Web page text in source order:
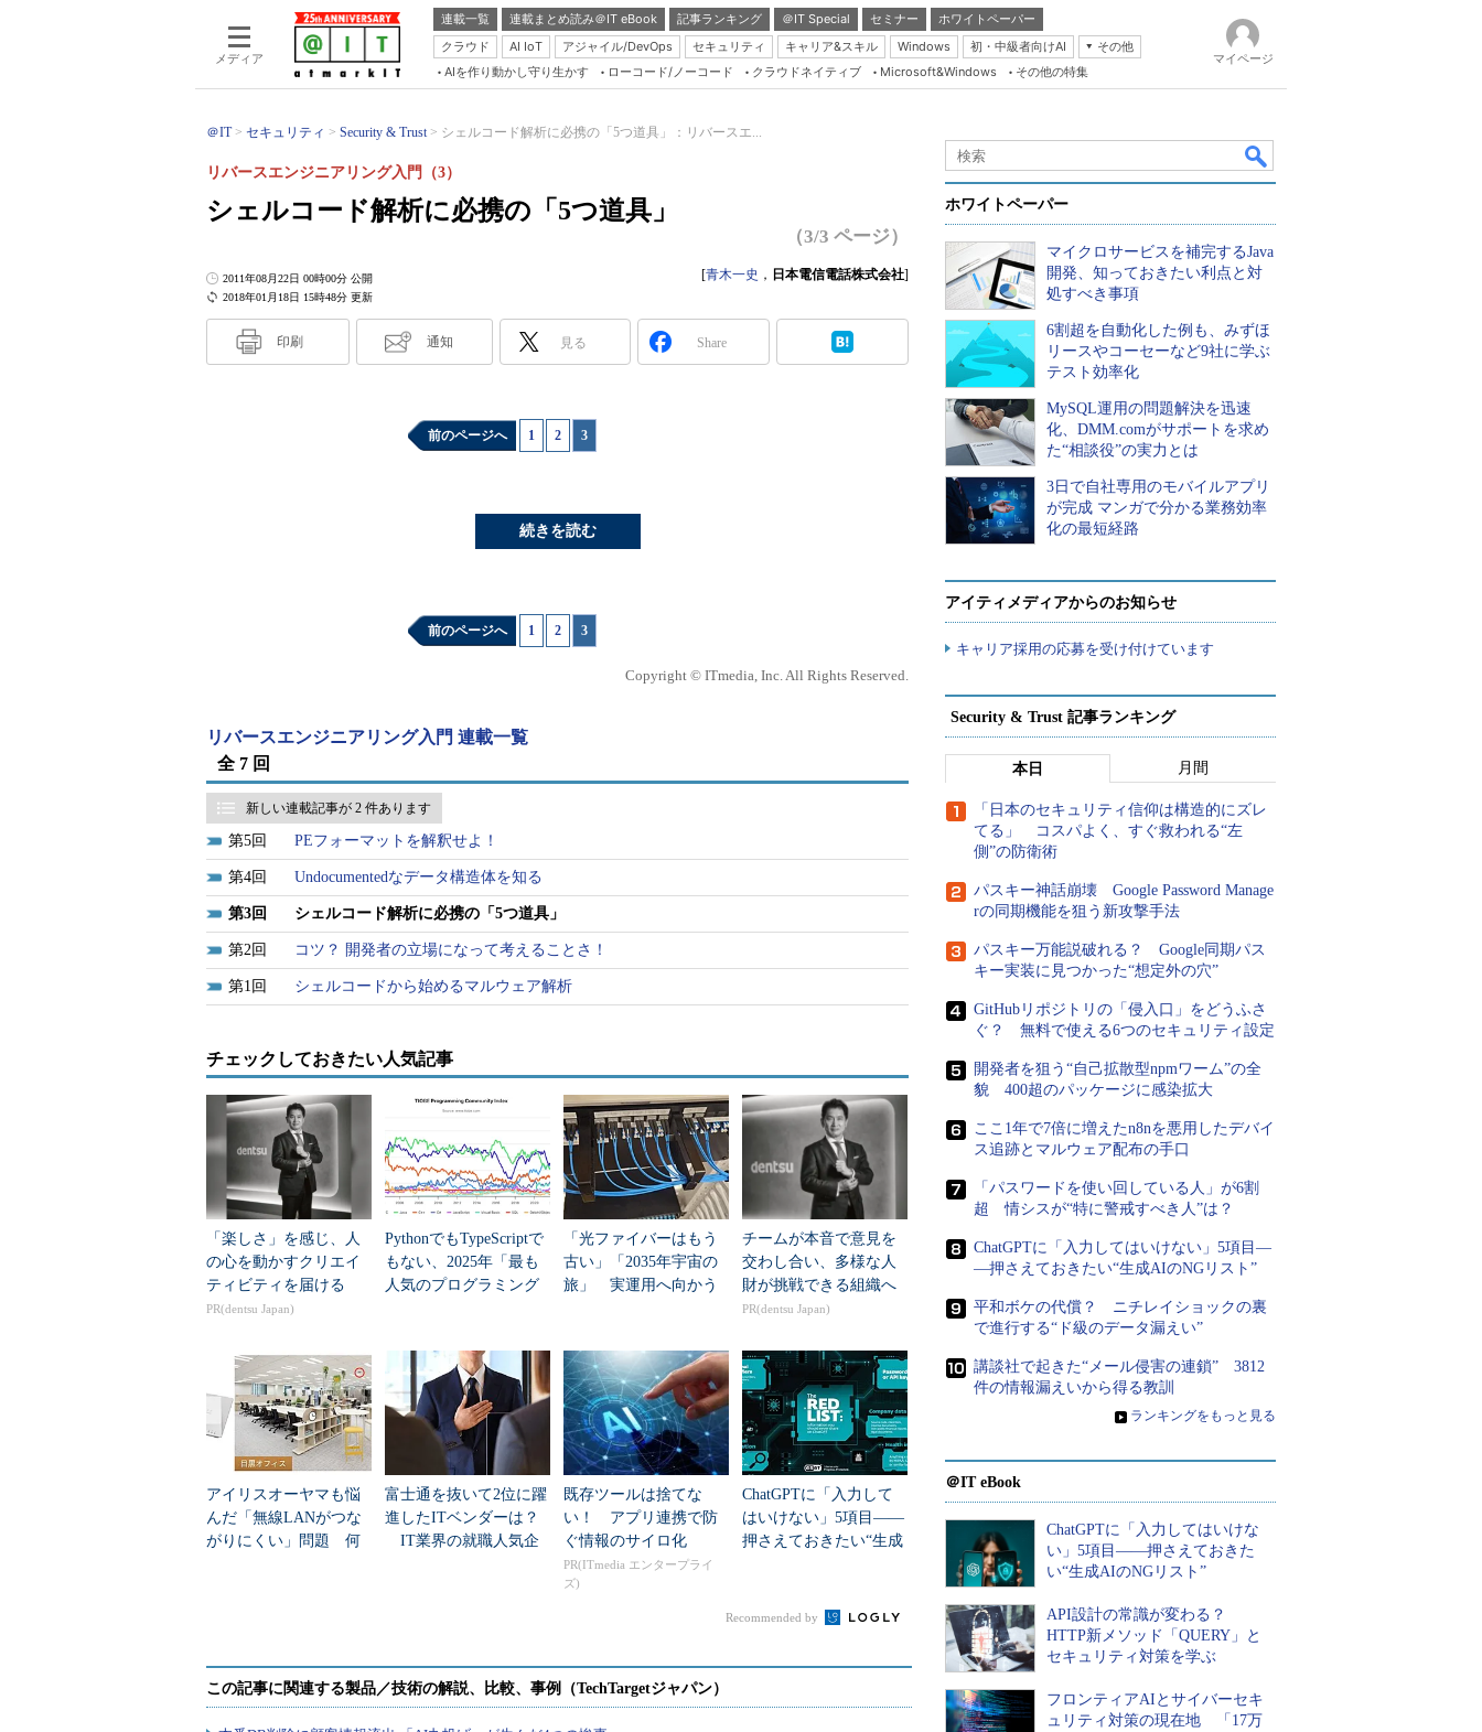
メディア
連載一覧 連載まとめ読み＠IT eBook 記事ランキング ＠IT Special セミナー
ホワイトペーパー
クラウド
AI IoT アジャイル/DevOps セキュリティ キャリア&スキル Windows 初・中級者向けAI
その他
Server & Storage
Database Expert
Master of IP Network
Security & Trust
AIを作り動かし守り生かす ローコード/ノーコード クラウドネイティブ Microsoft&Windows その他の特集
マイページ
＠IT セキュリティ Security & Trust シェルコード解析に必携の「5つ道具」：リバースエ...
シェルコード解析に必携の「5つ道具」
リバースエンジニアリング入門（3）
（3/3 ページ）
2018年01月18日 15時48分 更新
2011年08月22日 00時00分 公開 [青木一史 ， 日本電信電話株式会社]
印刷 通知 見る Share
前のページへ 1 2 3
続きを読む
前のページへ 1 2 3
Copyright © ITmedia, Inc. All Rights Reserved.
リバースエンジニアリング入門 連載一覧
全 7 回
新しい連載記事が 2 件あります
5 PEフォーマットを解釈せよ！
4 Undocumentedなデータ構造体を知る
3 シェルコード解析に必携の「5つ道具」
2 コツ？ 開発者の立場になって考えることさ！
1 シェルコードから始めるマルウェア解析
チェックしておきたい人気記事
「楽しさ」を感じ、人
の心を動かすクリエイ
ティビティを届ける
PR(dentsu Japan)
PythonでもTypeScriptで
もない、2025年「最も
人気のプログラミング
「光ファイバーはもう
古い」「2035年宇宙の
旅」 実運用へ向かう
チームが本音で意見を
交わし合い、多様な人
財が挑戦できる組織へ
PR(dentsu Japan)
アイリスオーヤマも悩
んだ「無線LANがつな
がりにくい」問題 何
富士通を抜いて2位に躍
進したITベンダーは？
IT業界の就職人気企
既存ツールは捨てな
い！ アプリ連携で防
ぐ情報のサイロ化
PR(ITmedia エンタープライ
ズ)
ChatGPTに「入力して
はいけない」5項目――
押さえておきたい“生成
Recommended by
ホワイトペーパー
マイクロサービスを補完するJava
開発、知っておきたい利点と対
処すべき事項
6割超を自動化した例も、みずほ
リースやコーセーなど9社に学ぶ
テスト効率化
MySQL運用の問題解決を迅速
化、DMM.comがサポートを求め
た“相談役”の実力とは
3日で自社専用のモバイルアプリ
が完成 マンガで分かる業務効率
化の最短経路
アイティメディアからのお知らせ
キャリア採用の応募を受け付けています
Security & Trust 記事ランキング
本日 月間
「日本のセキュリティ信仰は構造的にズレ
てる」 コスパよく、すぐ救われる“左
側”の防衛術
パスキー神話崩壊 Google Password Manage
rの同期機能を狙う新攻撃手法
パスキー万能説破れる？ Google同期パス
キー実装に見つかった“想定外の穴”
GitHubリポジトリの「侵入口」をどうふさ
ぐ？ 無料で使える6つのセキュリティ設定
開発者を狙う“自己拡散型npmワーム”の全
貌 400超のパッケージに感染拡大
ここ1年で7倍に増えたn8nを悪用したデバイ
ス追跡とマルウェア配布の手口
「パスワードを使い回している人」が6割
超 情シスが“特に警戒すべき人”は？
ChatGPTに「入力してはいけない」5項目―
―押さえておきたい“生成AIのNGリスト”
平和ボケの代償？ ニチレイショックの裏
で進行する“ド級のデータ漏えい”
講談社で起きた“メール侵害の連鎖” 3812
件の情報漏えいから得る教訓
» ランキングをもっと見る
＠IT eBook
ChatGPTに「入力してはいけな
い」5項目――押さえておきた
い“生成AIのNGリスト”
API設計の常識が変わる？
HTTP新メソッド「QUERY」と
セキュリティ対策を学ぶ
フロンティアAIとサイバーセキ
ュリティ対策の現在地 「17万